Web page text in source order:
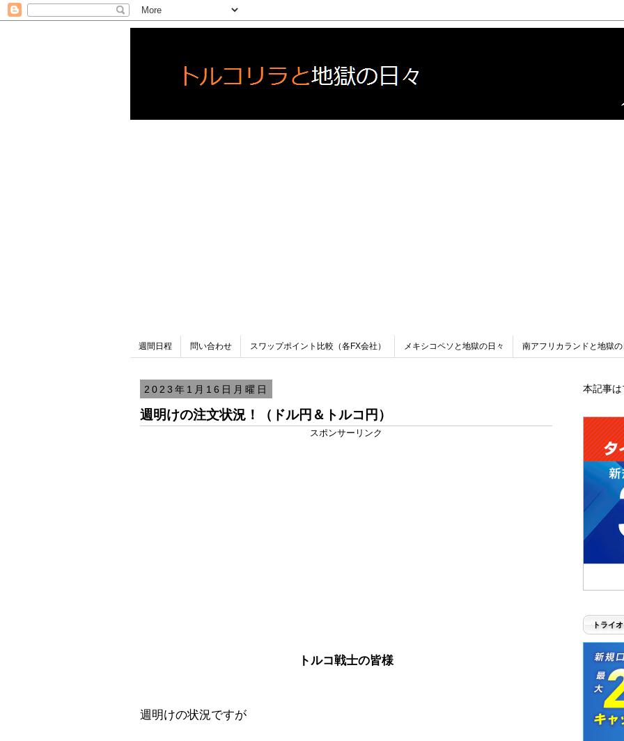
週間日程 問い合わせ スワップポイント比較（各FX会社） メキシコペソと地獄の日々 南アフリカランドと地獄
2023年1月16日月曜日
週明けの注文状況！（ドル円＆トルコ円）
スポンサーリンク
トルコ戦士の皆様
週明けの状況ですが
本記事
トライ